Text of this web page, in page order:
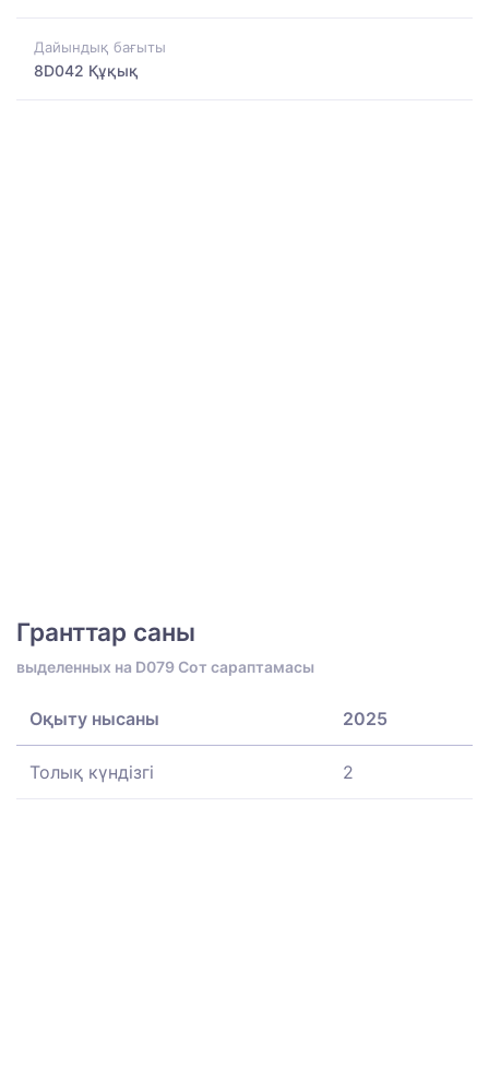
Дайындық бағыты
8D042 Құқық
Гранттар саны
выделенных на D079 Сот сараптамасы
Оқыту нысаны 2025
Толық күндізгі 2